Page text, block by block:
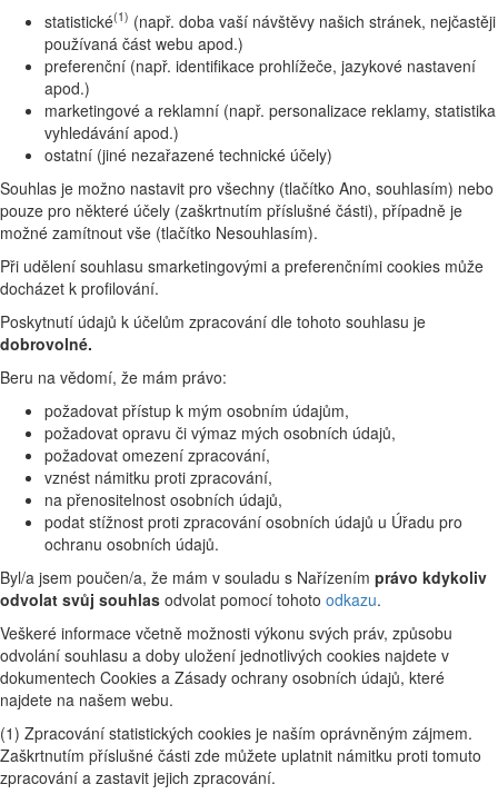
statistické(1) (např. doba vaší návštěvy našich stránek, nejčastěji
používaná část webu apod.)
preferenční (např. identifikace prohlížeče, jazykové nastavení
apod.)
marketingové a reklamní (např. personalizace reklamy, statistika
vyhledávání apod.)
ostatní (jiné nezařazené technické účely)
Souhlas je možno nastavit pro všechny (tlačítko Ano, souhlasím) nebo
pouze pro některé účely (zaškrtnutím příslušné části), případně je
možné zamítnout vše (tlačítko Nesouhlasím).
Při udělení souhlasu smarketingovými a preferenčními cookies může
docházet k profilování.
Poskytnutí údajů k účelům zpracování dle tohoto souhlasu je
dobrovolné.
Beru na vědomí, že mám právo:
požadovat přístup k mým osobním údajům,
požadovat opravu či výmaz mých osobních údajů,
požadovat omezení zpracování,
vznést námitku proti zpracování,
na přenositelnost osobních údajů,
podat stížnost proti zpracování osobních údajů u Úřadu pro
ochranu osobních údajů.
Byl/a jsem poučen/a, že mám v souladu s Nařízením právo kdykoliv
odvolat svůj souhlas odvolat pomocí tohoto odkazu.
Veškeré informace včetně možnosti výkonu svých práv, způsobu
odvolání souhlasu a doby uložení jednotlivých cookies najdete v
dokumentech Cookies a Zásady ochrany osobních údajů, které
najdete na našem webu.
(1) Zpracování statistických cookies je naším oprávněným zájmem.
Zaškrtnutím příslušné části zde můžete uplatnit námitku proti tomuto
zpracování a zastavit jejich zpracování.